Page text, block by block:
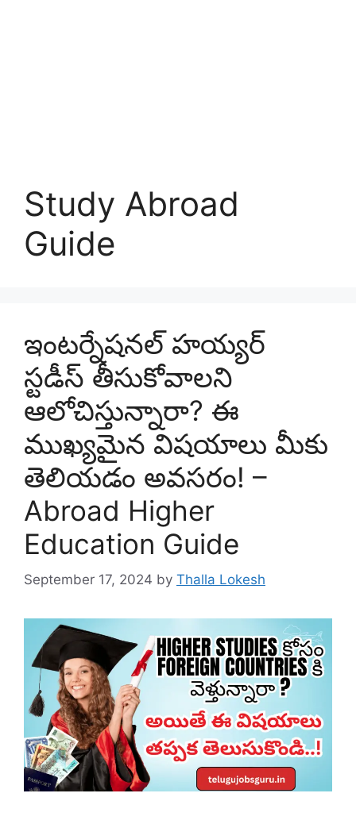
Study Abroad
Guide
ఇంటర్నేషనల్ హయ్యర్
స్టడీస్ తీసుకోవాలని
ఆలోచిస్తున్నారా? ఈ
ముఖ్యమైన విషయాలు మీకు
తెలియడం అవసరం! –
Abroad Higher
Education Guide
September 17, 2024 by Thalla Lokesh